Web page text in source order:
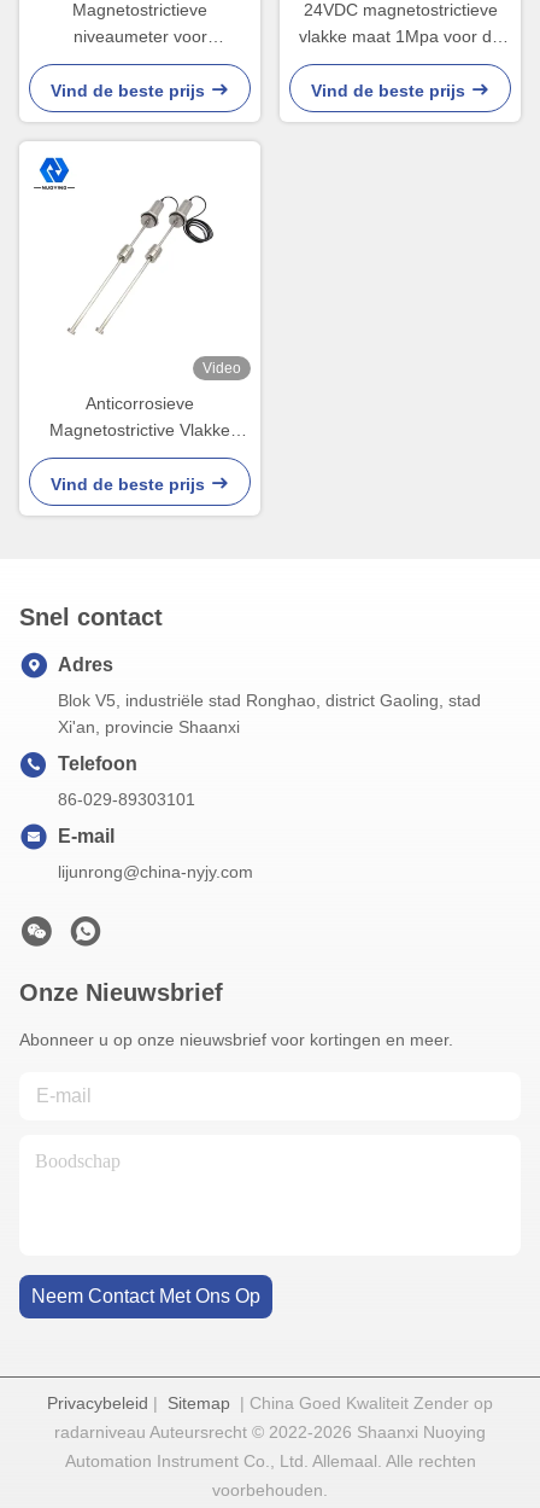
Magnetostrictieve
niveaumeter voor
ondergrondse opslagtank 4-
20mA IP67/IP68
Vind de beste prijs
24VDC magnetostrictieve
vlakke maat 1Mpa voor de
niveauzender van de
oliewaterinterface:
Vind de beste prijs
Video
Anticorrosieve
Magnetostrictive Vlakke
Maat HART Float Level
Transmitter
Vind de beste prijs
Snel contact
Adres
Blok V5, industriële stad Ronghao, district Gaoling, stad
Xi'an, provincie Shaanxi
Telefoon
86-029-89303101
E-mail
lijunrong@china-nyjy.com
Onze Nieuwsbrief
Abonneer u op onze nieuwsbrief voor kortingen en meer.
Neem Contact Met Ons Op
Privacybeleid | Sitemap | China Goed Kwaliteit Zender op
radarniveau Auteursrecht © 2022-2026 Shaanxi Nuoying
Automation Instrument Co., Ltd. Allemaal. Alle rechten
voorbehouden.